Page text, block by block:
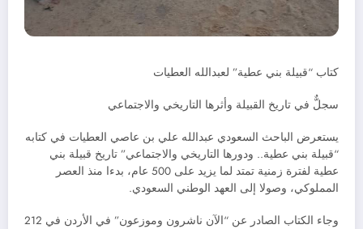
كتاب “قبيلة بني عطية” لعبدالله العطيات
سجلٌّ في تاريخ القبيلة وأثرها التاريخي والاجتماعي
يستعرض الباحث السعودي عبدالله علي بن عاصي العطيات في كتابه
“قبيلة بني عطية.. ودورها التاريخي والاجتماعي” تاريخ قبيلة بني
عطية لفترة زمنية تمتد لما يزيد على 500 عام، بدءا منذ العصر
المملوكي، وصولا إلى العهد الوطني السعودي.
وجاء الكتاب الصادر عن “الآن ناشرون وموزعون” في الأردن في 212